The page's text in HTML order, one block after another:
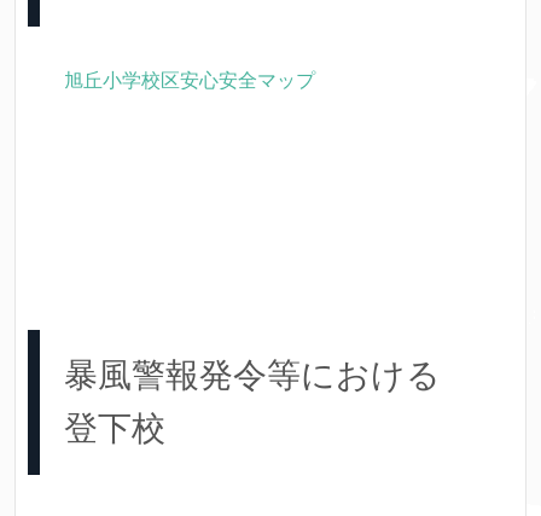
旭丘小学校区安心安全マップ
暴風警報発令等における
登下校